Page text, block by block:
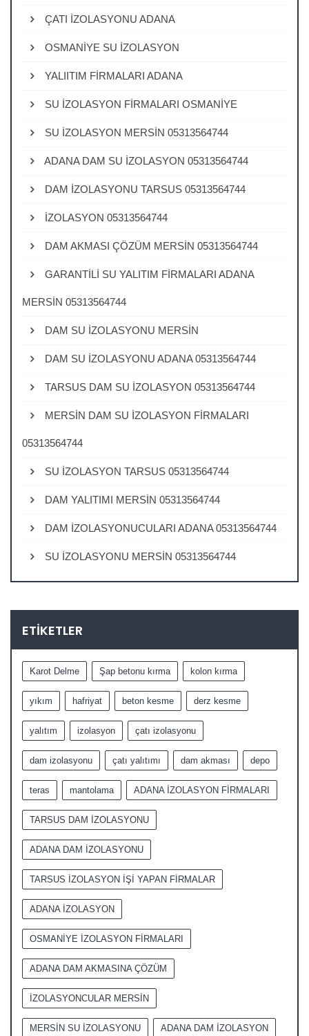
ÇATI İZOLASYONU ADANA
OSMANİYE SU İZOLASYON
YALIITIM FİRMALARI ADANA
SU İZOLASYON FİRMALARI OSMANİYE
SU İZOLASYON MERSİN 05313564744
ADANA DAM SU İZOLASYON 05313564744
DAM İZOLASYONU TARSUS 05313564744
İZOLASYON 05313564744
DAM AKMASI ÇÖZÜM MERSİN 05313564744
GARANTİLİ SU YALITIM FİRMALARI ADANA
MERSİN 05313564744
DAM SU İZOLASYONU MERSİN
DAM SU İZOLASYONU ADANA 05313564744
TARSUS DAM SU İZOLASYON 05313564744
MERSİN DAM SU İZOLASYON FİRMALARI
05313564744
SU İZOLASYON TARSUS 05313564744
DAM YALITIMI MERSİN 05313564744
DAM İZOLASYONUCULARI ADANA 05313564744
SU İZOLASYONU MERSİN 05313564744
ETIKETLER
Karot Delme Şap betonu kırma kolon kırma
yıkım hafriyat beton kesme derz kesme
yalıtım izolasyon çatı izolasyonu
dam izolasyonu çatı yalıtımı dam akması depo
teras mantolama ADANA İZOLASYON FİRMALARI
TARSUS DAM İZOLASYONU
ADANA DAM İZOLASYONU
TARSUS İZOLASYON İŞİ YAPAN FİRMALAR
ADANA İZOLASYON
OSMANİYE İZOLASYON FİRMALARI
ADANA DAM AKMASINA ÇÖZÜM
İZOLASYONCULAR MERSİN
MERSİN SU İZOLASYONU ADANA DAM İZOLASYON